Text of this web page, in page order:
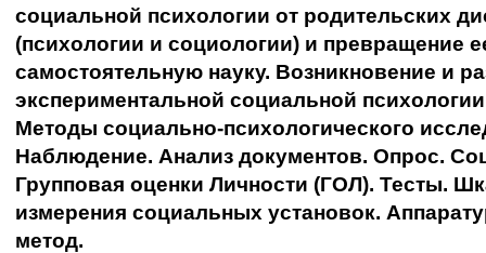
социальной психологии от родительских
(психологии и социологии) и превращение
самостоятельную науку. Возникновение и
экспериментальной социальной
Методы социально-психологического
Наблюдение. Анализ документов. Опрос.
Групповая оценки Личности (ГОЛ). Тесты.
измерения социальных установок.
метод.